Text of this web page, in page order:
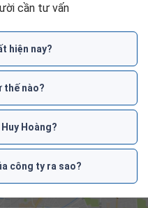
cần tư vấn
hiện nay?
thế nào?
Hoàng?
công ty ra sao?